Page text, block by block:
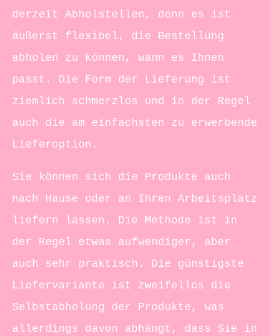
derzeit Abholstellen, denn es ist
äußerst flexibel, die Bestellung
abholen zu können, wann es Ihnen
passt. Die Form der Lieferung ist
ziemlich schmerzlos und in der Regel
auch die am einfachsten zu erwerbende
Lieferoption.
Sie können sich die Produkte auch
nach Hause oder an Ihren Arbeitsplatz
liefern lassen. Die Methode ist in
der Regel etwas aufwendiger, aber
auch sehr praktisch. Die günstigste
Liefervariante ist zweifellos die
Selbstabholung der Produkte, was
allerdings davon abhängt, dass Sie in